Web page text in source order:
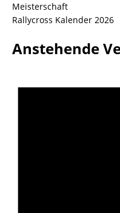
Meisterschaft
Rallycross Kalender 2026
Anstehende